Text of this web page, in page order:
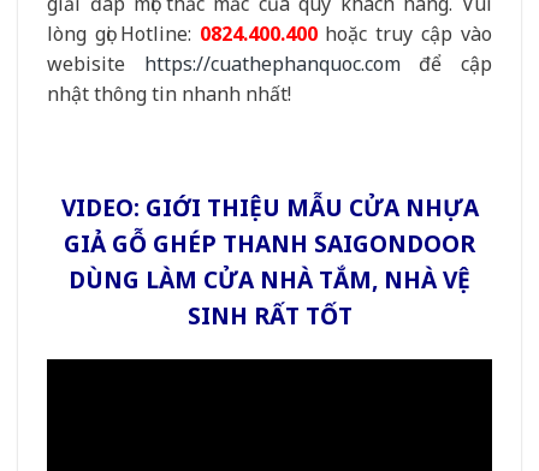
lòng gọi Hotline: 0824.400.400hoặc truy cập vào
webisite https://cuathephanquoc.comđể cập
nhật thông tin nhanh nhất!
VIDEO: GIỚI THIỆU MẪU CỬA NHỰA
GIẢ GỖ GHÉP THANH SAIGONDOOR
DÙNG LÀM CỬA NHÀ TẮM, NHÀ VỆ
SINH RẤT TỐT